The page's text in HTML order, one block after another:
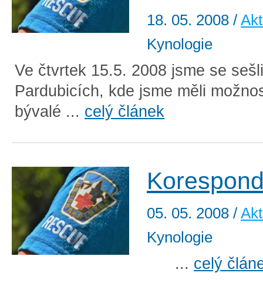
18. 05. 2008 /
Kynologie
Ve čtvrtek 15.5. 2008 jsme se
Pardubicích, kde jsme měli
bývalé ... celý článek
05. 05. 2008 /
Kynologie
... celý